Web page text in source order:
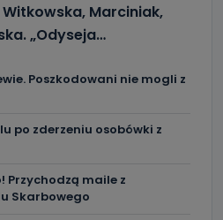
Witkowska, Marciniak,
„Odyseja…
Poszkodowani nie mogli z
po zderzeniu osobówki z
Przychodzą maile z
Skarbowego